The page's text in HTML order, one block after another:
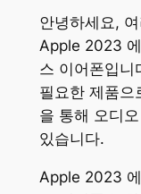
안녕하세요,
Apple 2023
스 이어폰입니
필요한 제품으
을 통해 오디
있습니다.
Apple 2023